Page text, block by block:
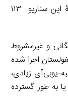
کلیۀ دهک‌ها را به بالای خط فقر برسانیم. هزینۀ این سناریو ۱۱۳
و غیرمشروط
اجرا شده
یوبی‌آی زیادی،
به طور گسترده